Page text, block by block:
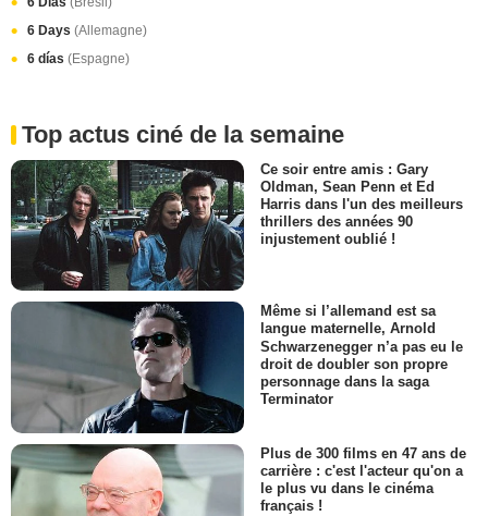
6 Days (Allemagne)
6 días (Espagne)
Top actus ciné de la semaine
Ce soir entre amis : Gary
Oldman, Sean Penn et Ed
Harris dans l'un des meilleurs
thrillers des années 90
injustement oublié !
Même si l’allemand est sa
langue maternelle, Arnold
Schwarzenegger n’a pas eu le
droit de doubler son propre
personnage dans la saga
Terminator
Plus de 300 films en 47 ans de
carrière : c'est l'acteur qu'on a
le plus vu dans le cinéma
français !